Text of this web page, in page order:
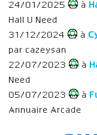
24/01/2025
à
Hall U Need
31/12/2024
à
par cazeysan
22/07/2023
à
Need
05/07/2023
à
Annuaire Arcade